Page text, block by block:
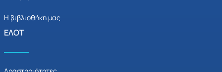
Η βιβλιοθήκη μας
ΕΛΟΤ